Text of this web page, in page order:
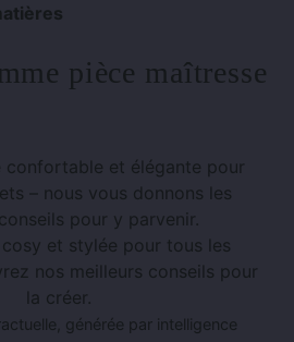
pièce maîtresse
et stylée pour tous les
nos meilleurs conseils pour
la créer.
générée par intelligence